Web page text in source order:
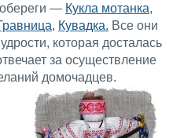
— Кукла мотанка,
Кувадка. Все они
которая досталась
за осуществление
домочадцев.